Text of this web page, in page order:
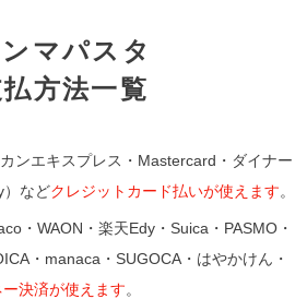
マパスタ
方法一覧
ンエキスプレス・Mastercard・ダイナー
）などクレジットカード払いが使えます。
・WAON・楽天Edy・Suica・PASMO・
・manaca・SUGOCA・はやかけん・
決済が使えます。